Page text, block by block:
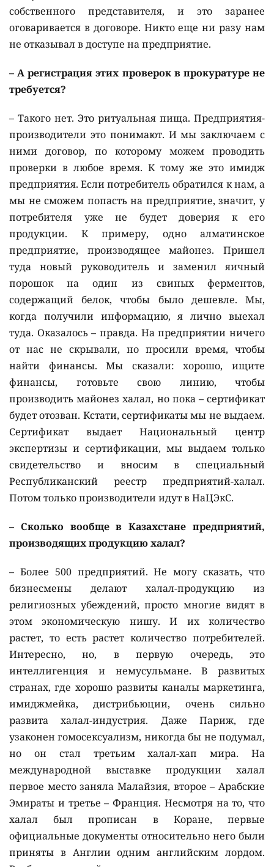
собственного представителя, и это заранее
оговаривается в договоре. Никто еще ни разу нам
не отказывал в доступе на предприятие.
– А регистрация этих проверок в прокуратуре не
требуется?
– Такого нет. Это ритуальная пища. Предприятия-
производители это понимают. И мы заключаем с
ними договор, по которому можем проводить
проверки в любое время. К тому же это имидж
предприятия. Если потребитель обратился к нам, а
мы не сможем попасть на предприятие, значит, у
потребителя уже не будет доверия к его
продукции. К примеру, одно алматинское
предприятие, производящее майонез. Пришел
туда новый руководитель и заменил яичный
порошок на один из свиных ферментов,
содержащий белок, чтобы было дешевле. Мы,
когда получили информацию, я лично выехал
туда. Оказалось – правда. На предприятии ничего
от нас не скрывали, но просили время, чтобы
найти финансы. Мы сказали: хорошо, ищите
финансы, готовьте свою линию, чтобы
производить майонез халал, но пока – сертификат
будет отозван. Кстати, сертификаты мы не выдаем.
Сертификат выдает Национальный центр
экспертизы и сертификации, мы выдаем только
свидетельство и вносим в специальный
Республиканский реестр предприятий-халал.
Потом только производители идут в НаЦЭкС.
– Сколько вообще в Казахстане предприятий,
производящих продукцию халал?
– Более 500 предприятий. Не могу сказать, что
бизнесмены делают халал-продукцию из
религиозных убеждений, просто многие видят в
этом экономическую нишу. И их количество
растет, то есть растет количество потребителей.
Интересно, но, в первую очередь, это
интеллигенция и немусульмане. В развитых
странах, где хорошо развиты каналы маркетинга,
имиджмейка, дистрибьюции, очень сильно
развита халал-индустрия. Даже Париж, где
узаконен гомосексуализм, никогда бы не подумал,
но он стал третьим халал-хап мира. На
международной выставке продукции халал
первое место заняла Малайзия, второе – Арабские
Эмираты и третье – Франция. Несмотря на то, что
халал был прописан в Коране, первые
официальные документы относительно него были
приняты в Англии одним английским лордом.